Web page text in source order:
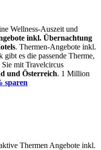
Wellness-Auszeit und
inkl. Übernachtung
. Thermen-Angebote inkl.
es die passende Therme,
mit Travelcircus
und Österreich. 1 Million
sparen
Thermen Angebote inkl.